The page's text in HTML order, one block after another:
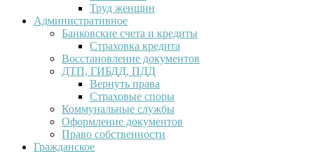
Труд женщин
Административное
Банковские счета и кредиты
Страховка кредита
Восстановление документов
ДТП, ГИБДД, ПДД
Вернуть права
Страховые споры
Коммунальные службы
Оформление документов
Право собственности
Гражданское